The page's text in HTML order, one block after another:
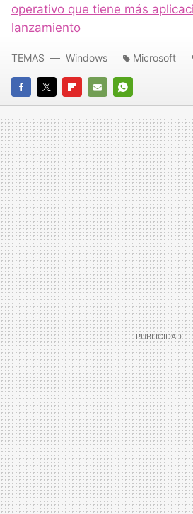
operativo que tiene más
lanzamiento
FACEBOOK
TWITTERFLIPBOARD
E-
MAIL
WHATSAPP
TEMAS Windows Microsoft